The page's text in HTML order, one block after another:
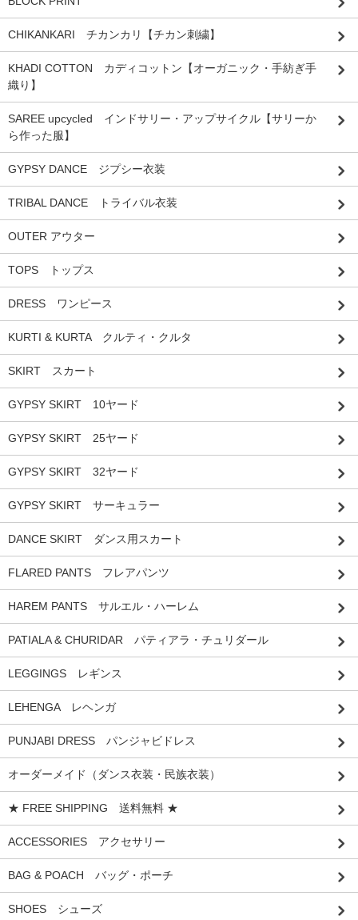
CHIKANKARI チカンカリ【チカン刺繍】
KHADI COTTON カディコットン【オーガニック・手紡ぎ手
織り】
SAREE upcycled インドサリー・アップサイクル【サリーか
ら作った服】
GYPSY DANCE ジプシー衣装
TRIBAL DANCE トライバル衣装
OUTER アウター
TOPS トップス
DRESS ワンピース
KURTI & KURTA クルティ・クルタ
SKIRT スカート
GYPSY SKIRT 10ヤード
GYPSY SKIRT 25ヤード
GYPSY SKIRT 32ヤード
GYPSY SKIRT サーキュラー
DANCE SKIRT ダンス用スカート
FLARED PANTS フレアパンツ
HAREM PANTS サルエル・ハーレム
PATIALA & CHURIDAR パティアラ・チュリダール
LEGGINGS レギンス
LEHENGA レヘンガ
PUNJABI DRESS パンジャビドレス
オーダーメイド（ダンス衣装・民族衣装）
★ FREE SHIPPING 送料無料 ★
ACCESSORIES アクセサリー
BAG & POACH バッグ・ポーチ
SHOES シューズ